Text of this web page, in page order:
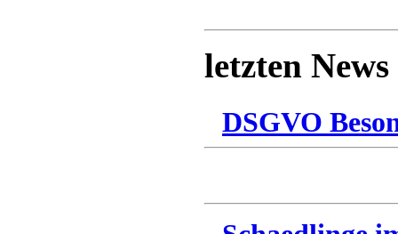
letzten News
DSGVO